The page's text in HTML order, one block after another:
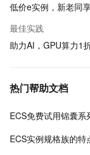
低价e实例，新老同
最佳实践
助力AI，GPU算力1
热门帮助文档
ECS免费试用锦囊
ECS实例规格族的特